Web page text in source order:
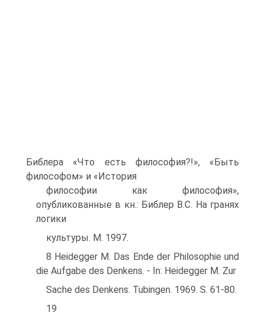
Библера «Что есть философия?!», «Быть
философом» и «История
философии как философия»,
опубликованные в кн.: Библер В.С. На гранях
логики
культуры. М. 1997.
8 Heidegger M. Das Ende der Philosophie und
die Aufgabe des Denkens. - In: Heidegger M. Zur
Sache des Denkens. Tubingen. 1969. S. 61-80.
19